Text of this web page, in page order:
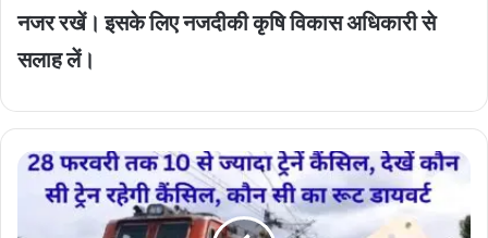
नजर रखें। इसके लिए नजदीकी कृषि विकास अधिकारी से
सलाह लें।
Train
Cancelled